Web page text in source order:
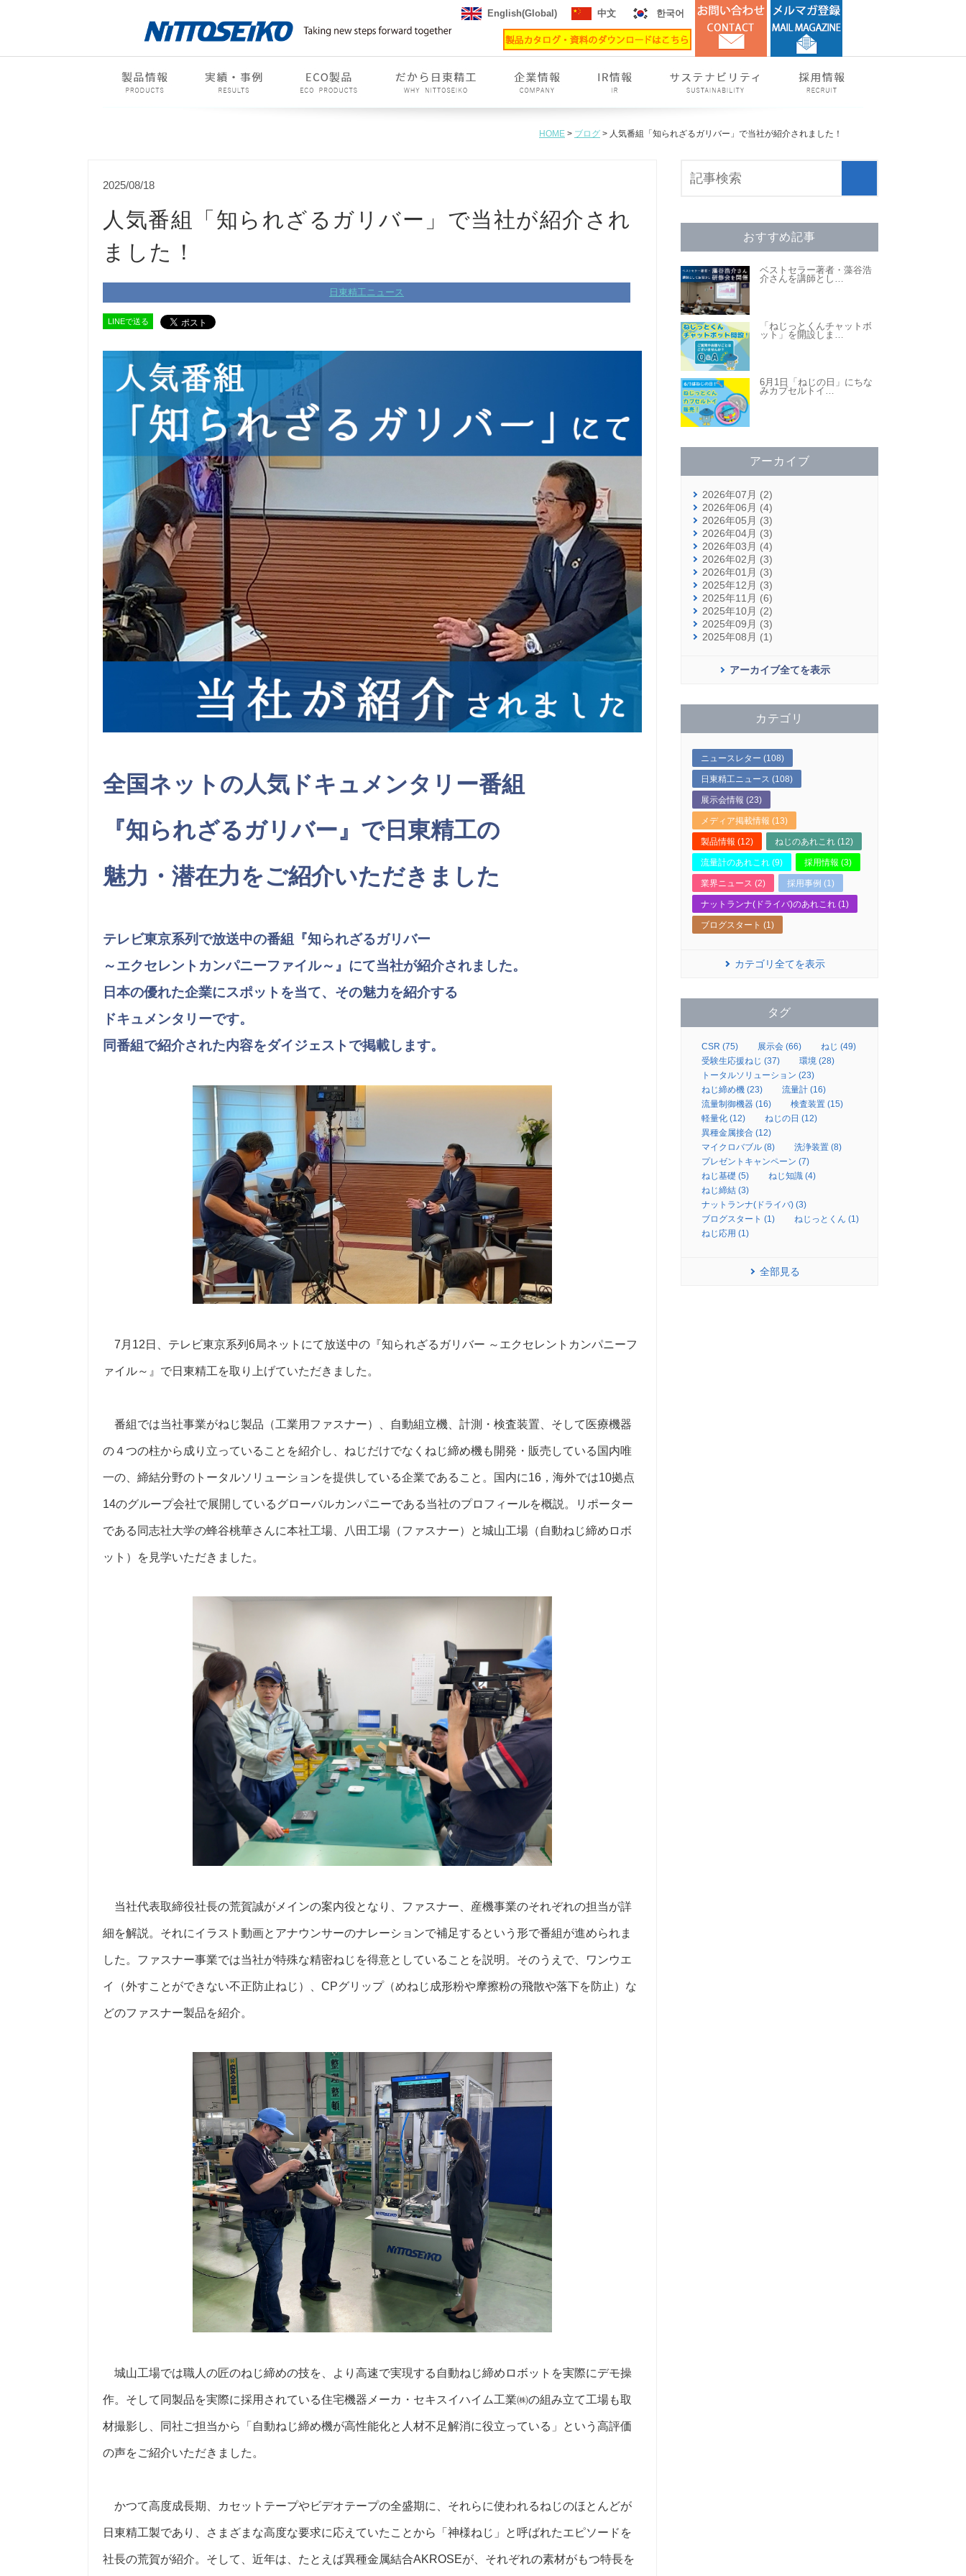
English(Global) 中文 한국어
HOME > ブログ > 人気番組「知られざるガリバー」で当社が紹介されました！
2025/08/18
人気番組「知られざるガリバー」で当社が紹介され
ました！
日東精工ニュース
LINEで送る
全国ネットの人気ドキュメンタリー番組
『知られざるガリバー』で日東精工の
魅力・潜在力をご紹介いただきました
テレビ東京系列で放送中の番組『知られざるガリバー
～エクセレントカンパニーファイル～』にて当社が紹介されました。
日本の優れた企業にスポットを当て、その魅力を紹介する
ドキュメンタリーです。
同番組で紹介された内容をダイジェストで掲載します。
7月12日、テレビ東京系列6局ネットにて放送中の『知られざるガリバー ～エクセレントカンパニーフ
ァイル～』で日東精工を取り上げていただきました。
番組では当社事業がねじ製品（工業用ファスナー）、自動組立機、計測・検査装置、そして医療機器
の４つの柱から成り立っていることを紹介し、ねじだけでなくねじ締め機も開発・販売している国内唯
一の、締結分野のトータルソリューションを提供している企業であること。国内に16，海外では10拠点
14のグループ会社で展開しているグローバルカンパニーである当社のプロフィールを概説。リポーター
である同志社大学の蜂谷桃華さんに本社工場、八田工場（ファスナー）と城山工場（自動ねじ締めロボ
ット）を見学いただきました。
当社代表取締役社長の荒賀誠がメインの案内役となり、ファスナー、産機事業のそれぞれの担当が詳
細を解説。それにイラスト動画とアナウンサーのナレーションで補足するという形で番組が進められま
した。ファスナー事業では当社が特殊な精密ねじを得意としていることを説明。そのうえで、ワンウエ
イ（外すことができない不正防止ねじ）、CPグリップ（めねじ成形粉や摩擦粉の飛散や落下を防止）な
どのファスナー製品を紹介。
城山工場では職人の匠のねじ締めの技を、より高速で実現する自動ねじ締めロボットを実際にデモ操
作。そして同製品を実際に採用されている住宅機器メーカ・セキスイハイム工業㈱の組み立て工場も取
材撮影し、同社ご担当から「自動ねじ締め機が高性能化と人材不足解消に役立っている」という高評価
の声をご紹介いただきました。
かつて高度成長期、カセットテープやビデオテープの全盛期に、それらに使われるねじのほとんどが
日東精工製であり、さまざまな高度な要求に応えていたことから「神様ねじ」と呼ばれたエピソードを
社長の荒賀が紹介。そして、近年は、たとえば異種金属結合AKROSEが、それぞれの素材がもつ特長を
おすすめ記事
ベストセラー著者・藻谷浩
介さんを講師とし …
「ねじっとくんチャットボ
ット」を開設しま …
6月1日「ねじの日」にちな
みカプセルトイ …
アーカイブ
2026年07月 (2)
2026年06月 (4)
2026年05月 (3)
2026年04月 (3)
2026年03月 (4)
2026年02月 (3)
2026年01月 (3)
2025年12月 (3)
2025年11月 (6)
2025年10月 (2)
2025年09月 (3)
2025年08月 (1)
アーカイブ全てを表示
カテゴリ
ニュースレター (108)
日東精工ニュース (108)
展示会情報 (23)
メディア掲載情報 (13)
製品情報 (12) ねじのあれこれ (12)
流量計のあれこれ (9) 採用情報 (3)
業界ニュース (2) 採用事例 (1)
ナットランナ(ドライバ)のあれこれ (1)
ブログスタート (1)
カテゴリ全てを表示
タグ
CSR (75) 展示会 (66)
ねじ (49)
受験生応援ねじ (37)
環境 (28)
トータルソリューション (23)
ねじ締め機 (23)
流量計 (16)
流量制御機器 (16)
検査装置 (15)
軽量化 (12)
ねじの日 (12)
異種金属接合 (12)
マイクロバブル (8)
洗浄装置 (8)
プレゼントキャンペーン (7)
ねじ基礎 (5)
ねじ知識 (4)
ねじ締結 (3)
ナットランナ(ドライバ) (3)
ブログスタート (1)
ねじっとくん (1)
ねじ応用 (1)
全部見る